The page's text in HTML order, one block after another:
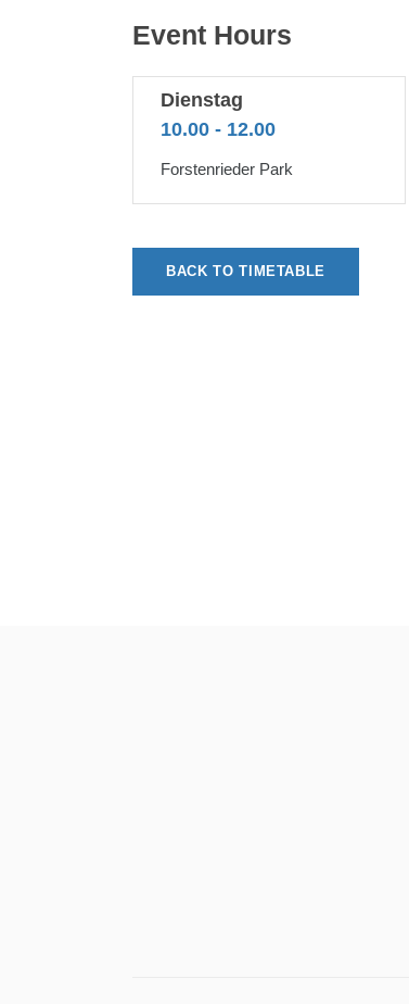
Event Hours
Dienstag
10.00 - 12.00
Forstenrieder Park
BACK TO TIMETABLE